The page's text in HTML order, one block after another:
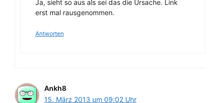
Ja, sieht so aus als sei das die Ursache. Link
erst mal rausgenommen.
Antworten
Ankh8
15. März 2013 um 09:02 Uhr